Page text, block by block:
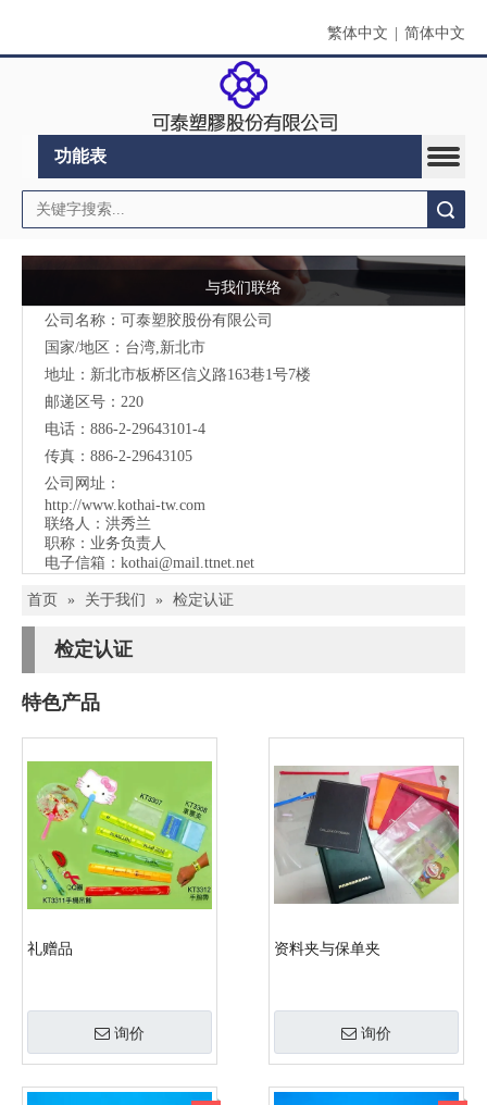
繁体中文 简体中文
功能表
与我们联络
公司名称：可泰塑胶股份有限公司
国家/地区：台湾,新北市
地址：新北市板桥区信义路163巷1号7楼
邮递区号：220
电话：886-2-29643101-4
传真：886-2-29643105
公司网址：
http://www.kothai-tw.com
联络人：洪秀兰
职称：业务负责人
电子信箱： kothai@mail.ttnet.net
首页 » 关于我们 » 检定认证
检定认证
特色产品
礼赠品
询价
资料夹与保单夹
询价